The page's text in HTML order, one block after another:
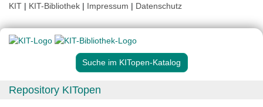
KIT | KIT-Bibliothek | Impressum | Datenschutz
Suche im KITopen-Katalog
Repository KITopen